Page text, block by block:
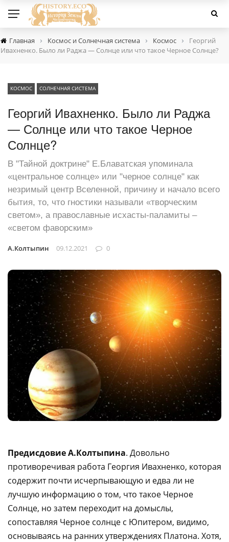
Главная › Космос и Солнечная система › Космос ›
Георгий
Ивахненко. Было ли Раджа — Солнце или что такое Черное Солнце?
КОСМОС СОЛНЕЧНАЯ СИСТЕМА
Георгий Ивахненко. Было ли Раджа
— Солнце или что такое Черное
Солнце?
В "Тайной доктрине" Е.Блаватская упоминала
«центральное солнце» или "черное солнце" как
незримый центр Вселенной, причину и начало всего
бытия, то, что гностики называли «творческим
светом», а православные исхасты-паламиты –
«светом фаворским»
А.Колтыпин 09.12.2021 0
Предисдовие А.Колтыпина. Довольно
противоречивая работа Георгия Ивахненко, которая
содержит почти исчерпывающую и едва ли не
лучшую информацию о том, что такое Черное
Солнце, но затем переходит на домыслы,
сопоставляя Черное солнце с Юпитером, видимо,
основываясь на ранних утверждениях Платона. Хотя,